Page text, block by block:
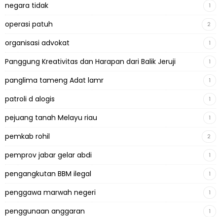
negara tidak 1
operasi patuh 2
organisasi advokat 1
Panggung Kreativitas dan Harapan dari Balik Jeruji 1
panglima tameng Adat lamr 1
patroli d alogis 1
pejuang tanah Melayu riau 1
pemkab rohil 2
pemprov jabar gelar abdi 1
pengangkutan BBM ilegal 1
penggawa marwah negeri 1
penggunaan anggaran 1